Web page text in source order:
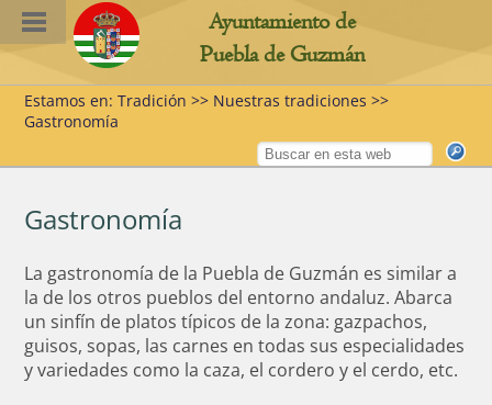
Ayuntamiento de
Puebla de Guzmán
Estamos en: Tradición >> Nuestras tradiciones >>
Gastronomía
Gastronomía
La gastronomía de la Puebla de Guzmán es similar a
la de los otros pueblos del entorno andaluz. Abarca
un sinfín de platos típicos de la zona: gazpachos,
guisos, sopas, las carnes en todas sus especialidades
y variedades como la caza, el cordero y el cerdo, etc.